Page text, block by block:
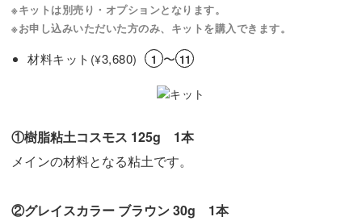
※キットは別売り・オプションとなります。
※お申し込みいただいた方のみ、キットを購入できます。
材料キット(¥3,680) 1 〜 11
①樹脂粘土コスモス 125g 1本
メインの材料となる粘土です。
②グレイスカラー ブラウン 30g 1本